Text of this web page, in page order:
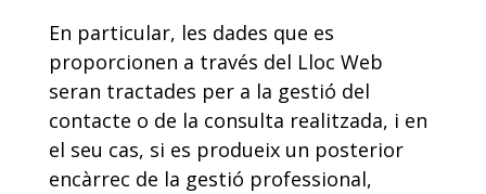
En particular, les dades que es
proporcionen a través del Lloc Web
seran tractades per a la gestió del
contacte o de la consulta realitzada, i en
el seu cas, si es produeix un posterior
encàrrec de la gestió professional,